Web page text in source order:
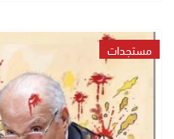
مستجدات